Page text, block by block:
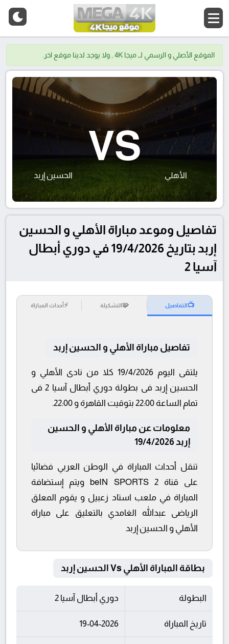
الموقع الأصلي و الرسمي لــ ميجا 4K , ولا يوجد لدينا موقع اخر.
الأهلي
VS
الحسين إربد
تفاصيل وموعد مباراة الأهلي و الحسين
إربد بتاريخ 19/4/2026 في دوري أبطال
آسيا 2
📺التفاصيل 🧩التشكيلة ⚡أحداث المباراة
تفاصيل مباراة الأهلي و الحسين إربد
يلتقى اليوم 19/4/2026 كلا من نادى الأهلي و
الحسين إربد فى بطولة دوري أبطال آسيا 2 فى
تمام الساعة 22:00 بتوقيت القاهرة و 22:00.
معلومات عن مباراة الأهلي و الحسين
إربد 19/4/2026
تنقل أحداث المباراة في الوطن العربي فضائيا
على قناة beIN SPORTS 2 ويتم إستضافة
المباراة في ملعب استاد زعبيل و يقوم المعلق
الرياضى عبدالله الغامدي بالتعليق على مباراة
الأهلي و الحسين إربد
بطاقة المباراة الأهلي Vs الحسين إربد
البطولة دوري أبطال آسيا 2
تاريخ المباراة 19-04-2026